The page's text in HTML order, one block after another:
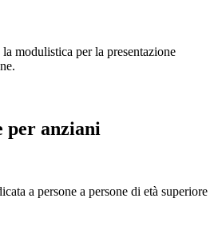
modulistica per la presentazione
per anziani
a persone a persone di età superiore